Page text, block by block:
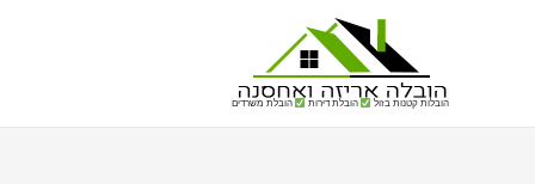
הובלות קטנות בזול הובלת דירות הובלת משרדים